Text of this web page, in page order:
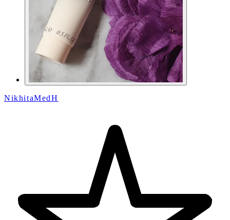
NikhitaMedH